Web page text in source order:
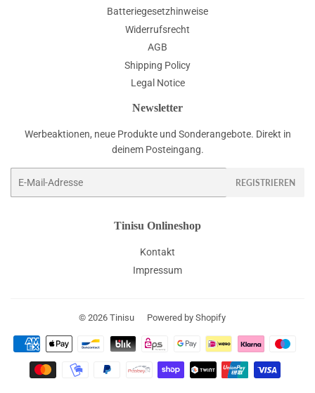
Batteriegesetzhinweise
Widerrufsrecht
AGB
Shipping Policy
Legal Notice
Newsletter
Werbeaktionen, neue Produkte und Sonderangebote. Direkt in
deinem Posteingang.
REGISTRIEREN
Tinisu Onlineshop
Kontakt
Impressum
© 2026 Tinisu Powered by Shopify
Zahlungsarten